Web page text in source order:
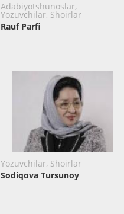
Adabiyotshunoslar,
Yozuvchilar, Shoirlar
Rauf Parfi
Yozuvchilar, Shoirlar
Sodiqova Tursunoy